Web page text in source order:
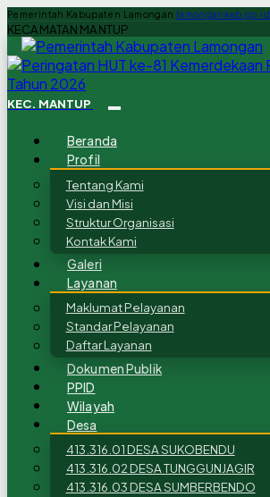
Pemerintah Kabupaten Lamongan lamongankab.go.id
KECAMATAN MANTUP
KEC. MANTUP
Beranda
Profil
Tentang Kami
Visi dan Misi
Struktur Organisasi
Kontak Kami
Galeri
Layanan
Maklumat Pelayanan
Standar Pelayanan
Daftar Layanan
Dokumen Publik
PPID
Wilayah
Desa
413.316.01 DESA SUKOBENDU
413.316.02 DESA TUNGGUNJAGIR
413.316.03 DESA SUMBERBENDO